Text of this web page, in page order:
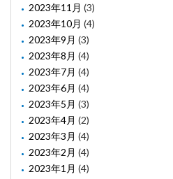
2023年11月 (3)
2023年10月 (4)
2023年9月 (3)
2023年8月 (4)
2023年7月 (4)
2023年6月 (4)
2023年5月 (3)
2023年4月 (2)
2023年3月 (4)
2023年2月 (4)
2023年1月 (4)